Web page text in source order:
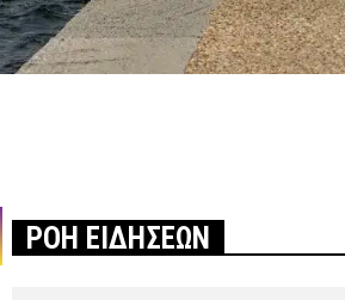
ΡΟΗ ΕΙΔΗΣΕΩΝ